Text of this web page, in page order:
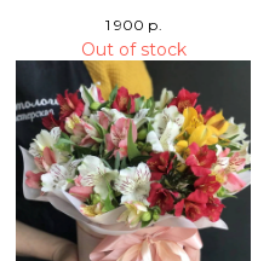
1 900 р.
Out of stock